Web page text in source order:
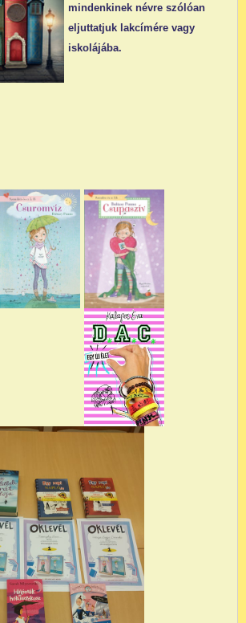
mindenkinek névre szólóan
eljuttatjuk lakcímére vagy
iskolájába.